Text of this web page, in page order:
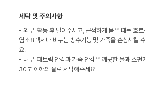
세탁 및 주의사항
- 외부: 활동 후 털어주시고, 끈적하게 묻은 때는 흐
염소표백제나 비누는 방수기능 및 가죽을 손상시킬
요.
- 내부: 패브릭 안감과 가죽 안감은 깨끗한 물과 스펀
30도 이하의 물로 세탁해주세요.